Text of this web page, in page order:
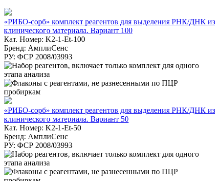
«РИБО-сорб» комплект реагентов для выделения РНК/ДНК из
клинического материала. Вариант 100
Кат. Номер: K2-1-Et-100
Бренд: АмплиСенс
РУ: ФСР 2008/03993
«РИБО-сорб» комплект реагентов для выделения РНК/ДНК из
клинического материала. Вариант 50
Кат. Номер: K2-1-Et-50
Бренд: АмплиСенс
РУ: ФСР 2008/03993